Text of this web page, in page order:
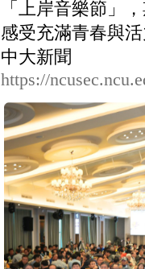
「上岸音樂節」
感受充滿青春與
中大新聞
https://